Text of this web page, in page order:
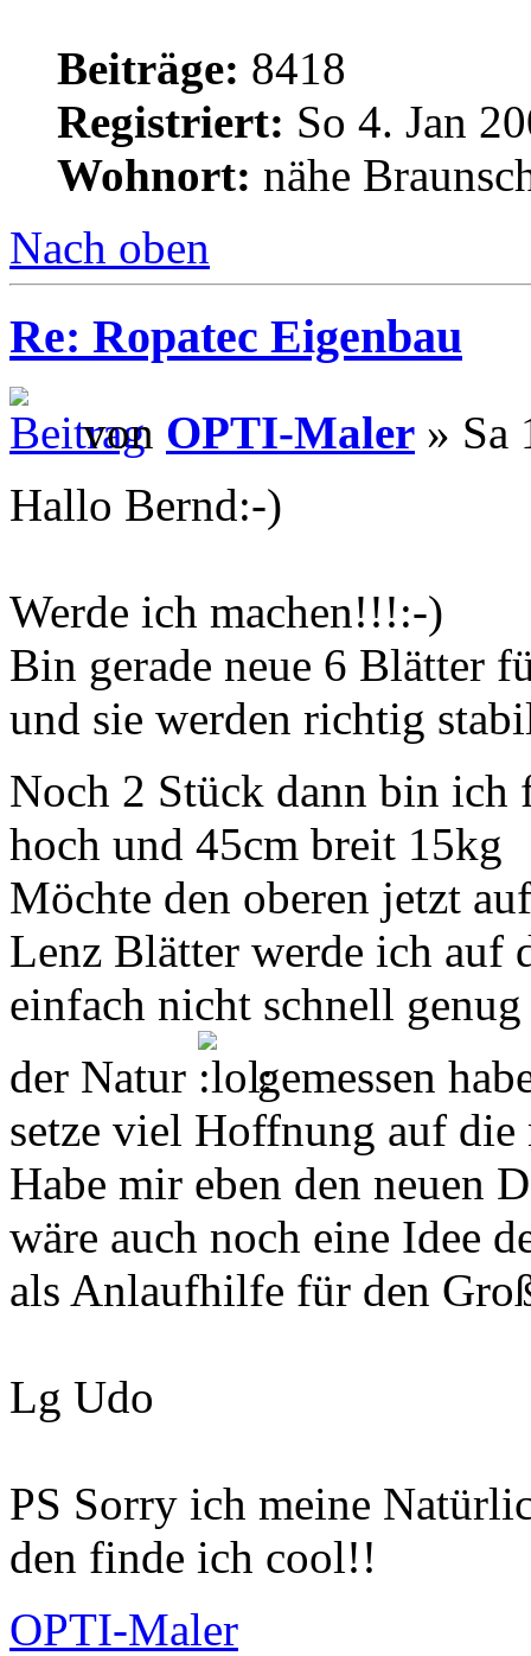
Beiträge: 8418
Registriert: So 4. Jan
Wohnort: nähe
Nach oben
Re: Ropatec Eigenbau
von OPTI-Maler » Sa
Hallo Bernd:-)
Werde ich machen!!!:-)
Bin gerade neue 6 Blätter
und sie werden richtig
Noch 2 Stück dann bin ich
hoch und 45cm breit 15kg
Möchte den oberen jetzt
Lenz Blätter werde ich auf
einfach nicht schnell
der Natur
gemessen
setze viel Hoffnung auf die
Habe mir eben den neuen
wäre auch noch eine Idee
als Anlaufhilfe für den
Lg Udo
PS Sorry ich meine
den finde ich cool!!
OPTI-Maler